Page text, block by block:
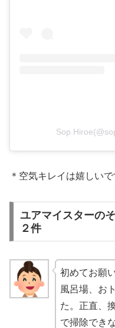
＊空気キレイは嬉しいで
ユアマイスターの
２件
初めてお願
風呂場、お
た。正直、
で掃除でき